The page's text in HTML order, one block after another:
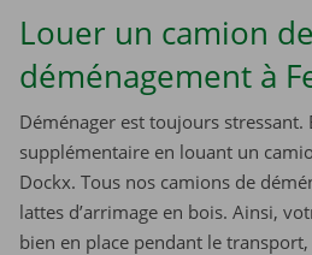
Louer un camion de
déménagement à
Déménager est toujours stressant.
supplémentaire en louant un
Dockx. Tous nos camions de
lattes d’arrimage en bois. Ainsi,
bien en place pendant le